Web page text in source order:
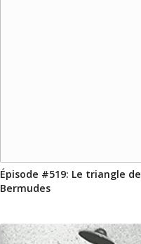
Épisode #519: Le triangle
Bermudes